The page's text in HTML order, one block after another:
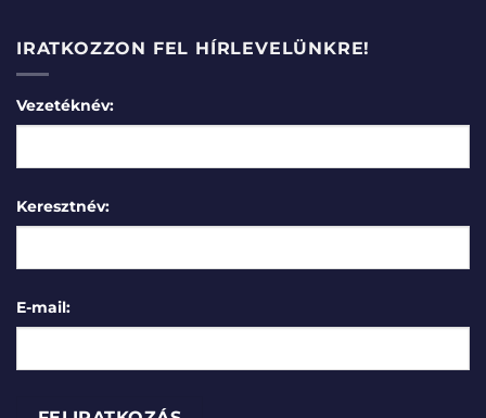
IRATKOZZON FEL HÍRLEVELÜNKRE!
Vezetéknév:
Keresztnév:
E-mail: